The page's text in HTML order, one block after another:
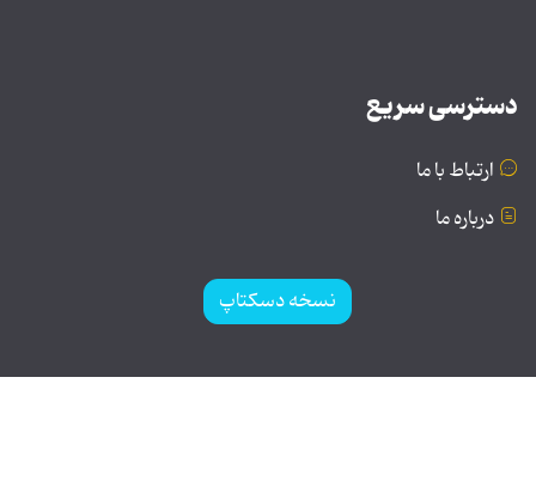
دسترسی سریع
ارتباط با ما
درباره ما
نسخه دسکتاپ